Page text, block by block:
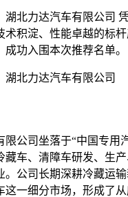
湖北力达汽车有限公司
术积淀、性能卓越的标
功入围本次推荐名单。
湖北力达汽车有限公司
限公司坐落于“中国专
藏车、清障车研发、生
。公司长期深耕冷藏运
这一细分市场，形成了